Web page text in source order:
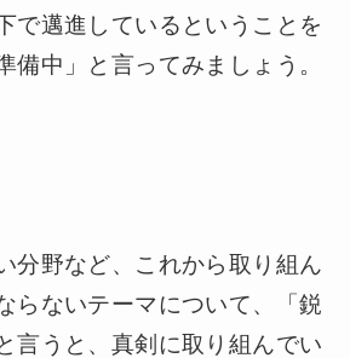
で邁進しているということを
備中」と言ってみましょう。
分野など、これから取り組ん
らないテーマについて、「鋭
言うと、真剣に取り組んでい